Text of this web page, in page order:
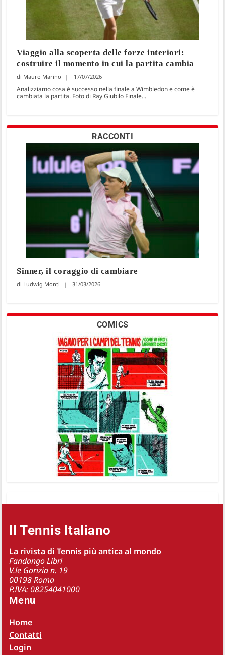
Viaggio alla scoperta delle forze interiori:
costruire il momento in cui la partita cambia
Mauro Marino 17/07/2026
Analizziamo cosa è successo nella finale a Wimbledon e come è
cambiata la partita. Foto di Ray Giubilo Finale...
RACCONTI
Sinner, il coraggio di cambiare
Ludwig Monti 31/03/2026
COMICS
Il Tennis Italiano
La rivista di Tennis più antica al mondo
Fandango Libri
V.le Gorizia n. 19
00198 Roma
P.IVA: 08254041000
Menu
Home
Contatti
Login